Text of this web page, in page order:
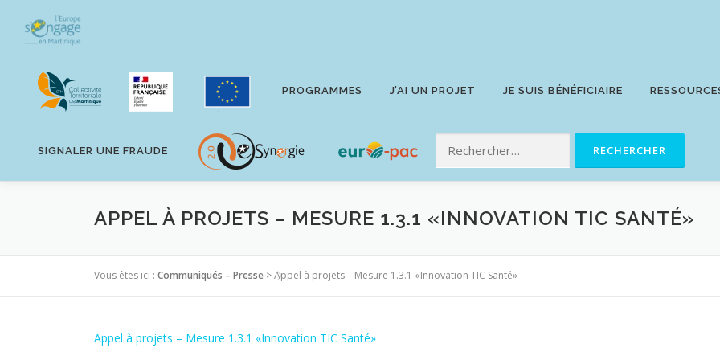
contenu
PROGRAMMES J’AI UN PROJET JE SUIS BÉNÉFICIAIRE
SIGNALER UNE FRAUDE
APPEL À PROJETS – MESURE 1.3.1 «INNOVATION TIC SANTÉ»
Vous êtes ici : Communiqués – Presse >Appel à projets – Mesure 1.3.1 «Innovation TIC Santé»
Appel à projets – Mesure 1.3.1 «Innovation TIC Santé»